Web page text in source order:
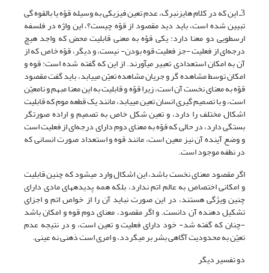
3ـ این که در کلام هایزنبرگ، عدم تعین فیزیکی به وسیله قوّه یا بالقوه گی
تبیین شده است، باید دید مقصود از قوّه چیست؟، این واژه در فلسفه
ارسطویی دو معنا دارد: یکی قوّه به معنی قابلیت محض که واجد هیچ
درجه‌ای از فعلیت -جز فعلیت قوه بودن- نیست، و دیگر، قوّه خاص که از
آن به امکان استعدادی تعبیر ‌‎می‎آورند. از این که گفته شده است: قوه و
امکان توسط مشاهده گر و جریان مشاهده تعیّن ‌‎می‎یابد، باید گفت مقصود
قوّه به معنای نخست آن است، زیرا قوّه و قابلیت به این معنا مبهم و نامعیّن
است، و با تصمیم گیری انسان تعین ‌‎می‎یابد، مانند یک قطعه موم که قابلیت
اشکال مختلف را دارد، و تعین شکل خاص به تصمیم و اراده صورتگر
بستگی دارد، در حالی که قوّه به معنای دوم دارای درجه‌ای از فعلیت است
و وضع آینده آن نیز معین است، مانند قوه و استعداد صورت انسانی که
در نطفه موجود است.
اگر مقصود معنای نخست باشد، این اشکال وارد ‌‎می‎شود که چنین قابلیت
و امکانی اختصاص به عالم اتم ندارد، بلکه همه پدیده‎های مادی دارای
چنین ویژگی هستند، در این صورت نباید آن را از خواص اتم و اجزای
تشکیل دهنده آن دانست. و اگر مقصود، معنای دوم قوه و امکان باشد
-چنان که گفته شد- خود دارای فعلیت و تعین است، و در نتیجه عدم
تعیّن به محدودیت آگاهی بشر بر ‌‎می‎گردد، و امری است ذهنی نه عینی.
دو تفسیر دیگر